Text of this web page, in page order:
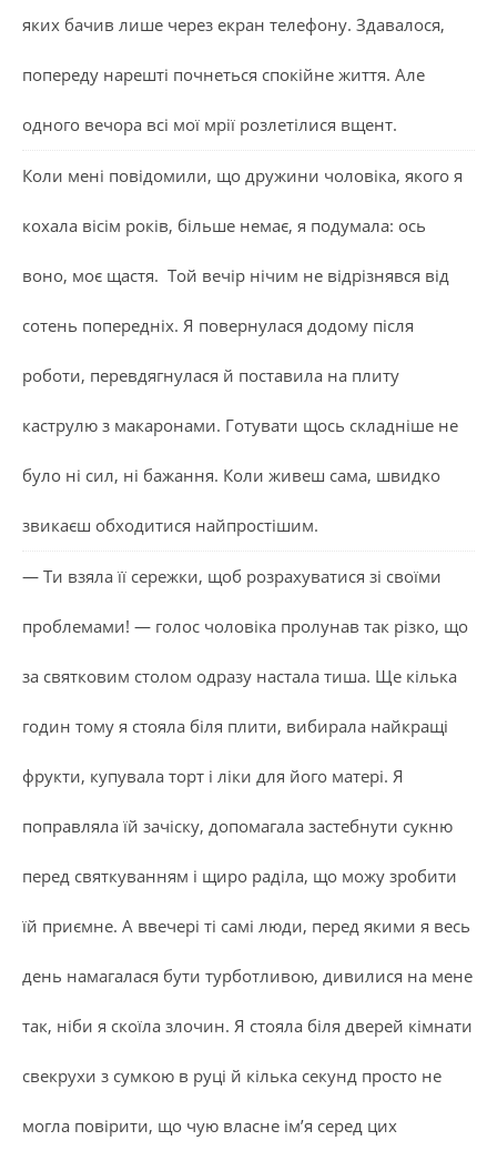
яких бачив лише через екран телефону. Здавалося,
попереду нарешті почнеться спокійне життя. Але
одного вечора всі мої мрії розлетілися вщент.
Коли мені повідомили, що дружини чоловіка, якого я
кохала вісім років, більше немає, я подумала: ось
воно, моє щастя. Той вечір нічим не відрізнявся від
сотень попередніх. Я повернулася додому після
роботи, перевдягнулася й поставила на плиту
каструлю з макаронами. Готувати щось складніше не
було ні сил, ні бажання. Коли живеш сама, швидко
звикаєш обходитися найпростішим.
— Ти взяла її сережки, щоб розрахуватися зі своїми
проблемами! — голос чоловіка пролунав так різко, що
за святковим столом одразу настала тиша. Ще кілька
годин тому я стояла біля плити, вибирала найкращі
фрукти, купувала торт і ліки для його матері. Я
поправляла їй зачіску, допомагала застебнути сукню
перед святкуванням і щиро раділа, що можу зробити
їй приємне. А ввечері ті самі люди, перед якими я весь
день намагалася бути турботливою, дивилися на мене
так, ніби я скоїла злочин. Я стояла біля дверей кімнати
свекрухи з сумкою в руці й кілька секунд просто не
могла повірити, що чую власне ім’я серед цих